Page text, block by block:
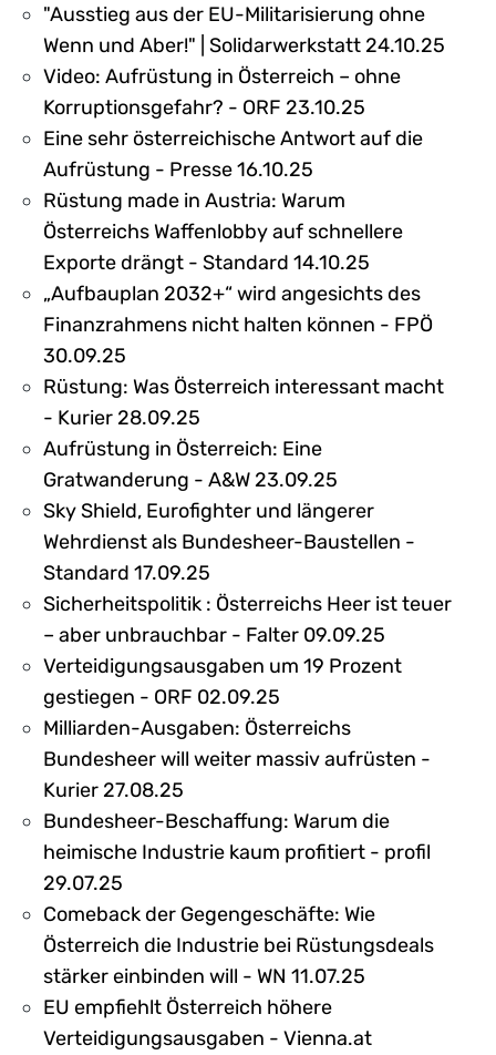
"Ausstieg aus der EU-Militarisierung ohne
Wenn und Aber!" | Solidarwerkstatt 24.10.25
Video: Aufrüstung in Österreich – ohne
Korruptionsgefahr? - ORF 23.10.25
Eine sehr österreichische Antwort auf die
Aufrüstung - Presse 16.10.25
Rüstung made in Austria: Warum
Österreichs Waffenlobby auf schnellere
Exporte drängt - Standard 14.10.25
„Aufbauplan 2032+“ wird angesichts des
Finanzrahmens nicht halten können - FPÖ
30.09.25
Rüstung: Was Österreich interessant macht
- Kurier 28.09.25
Aufrüstung in Österreich: Eine
Gratwanderung - A&W 23.09.25
Sky Shield, Eurofighter und längerer
Wehrdienst als Bundesheer-Baustellen -
Standard 17.09.25
Sicherheitspolitik : Österreichs Heer ist teuer
– aber unbrauchbar - Falter 09.09.25
Verteidigungsausgaben um 19 Prozent
gestiegen - ORF 02.09.25
Milliarden-Ausgaben: Österreichs
Bundesheer will weiter massiv aufrüsten -
Kurier 27.08.25
Bundesheer-Beschaffung: Warum die
heimische Industrie kaum profitiert - profil
29.07.25
Comeback der Gegengeschäfte: Wie
Österreich die Industrie bei Rüstungsdeals
stärker einbinden will - WN 11.07.25
EU empfiehlt Österreich höhere
Verteidigungsausgaben - Vienna.at